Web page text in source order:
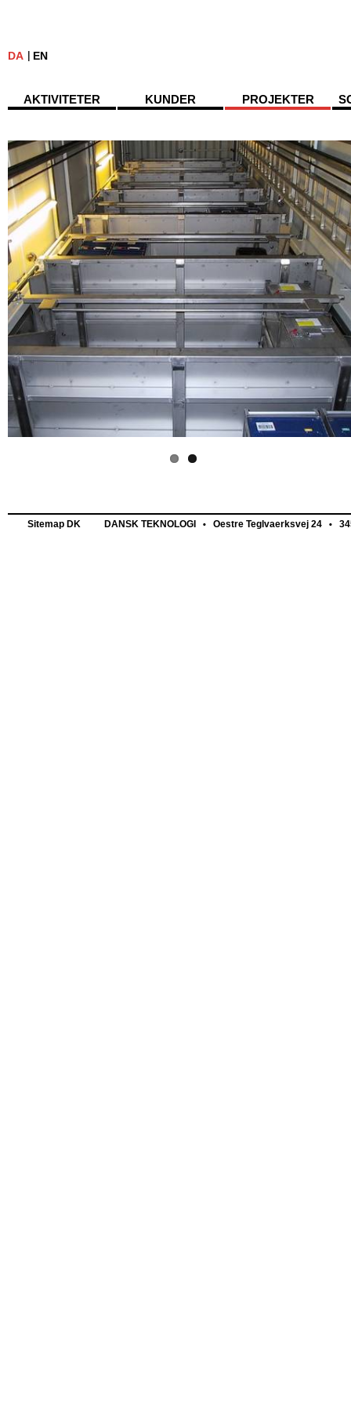
DA EN
AKTIVITETER KUNDER PROJEKTER
Sitemap DK DANSK TEKNOLOGI Oestre Teglvaerksvej 24